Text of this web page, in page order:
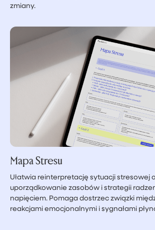
zmiany.
Mapa Stresu
Ułatwia reinterpretację sytuacji stresowej
uporządkowanie zasobów i strategii
napięciem. Pomaga dostrzec związki
reakcjami emocjonalnymi i sygnałami